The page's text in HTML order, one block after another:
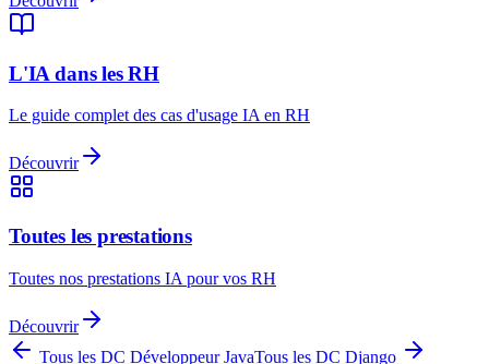
L'IA dans les RH
Le guide complet des cas d'usage IA en RH
Découvrir
Toutes les prestations
Toutes nos prestations IA pour vos RH
Découvrir
Tous les DC Développeur JavaTous les DC Django